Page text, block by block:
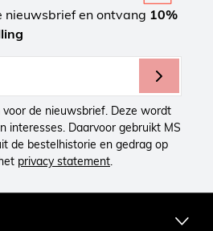
nieuwsbrief en ontvang 10%
voor de nieuwsbrief. Deze wordt
interesses. Daarvoor gebruikt MS
de bestelhistorie en gedrag op
privacy statement.